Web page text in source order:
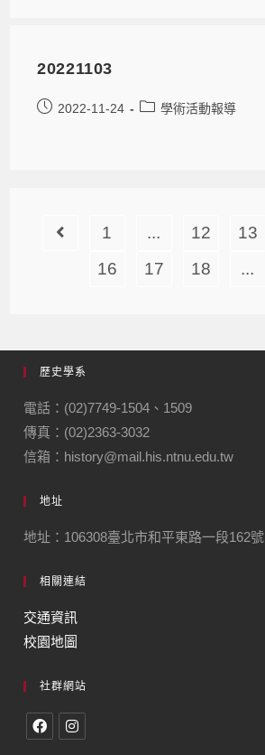
20221103
2022-11-24 學術活動報導
1 ... 12 13
16
17 18 ...
歷史學系
電話：(02)7749-1504、1509
傳真：(02)2363-3032
信箱：history@mail.his.ntnu.edu.tw
地址
地址：106308臺北市和平東路一段162號
相關連結
交通資訊
校園地圖
社群網站